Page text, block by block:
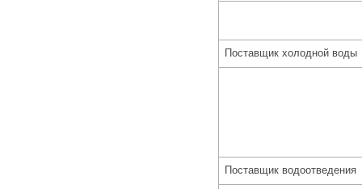
Поставщик холодной воды
Поставщик водоотведения